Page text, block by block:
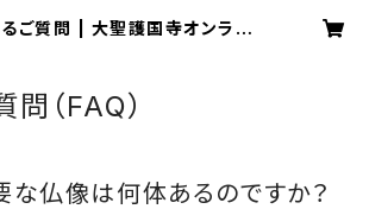
るご質問 | 大聖護国寺オンライ
（FAQ）
な仏像は何体あるのですか？